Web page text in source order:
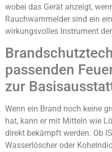
wobei das Gerät anzeigt,
Rauchwarnmelder sind ein
wirkungsvolles Instrument
passenden
zur
Wenn ein Brand noch keine
hat, kann er mit Mitteln wie
direkt bekämpft werden. Ob
Wasserlöscher oder